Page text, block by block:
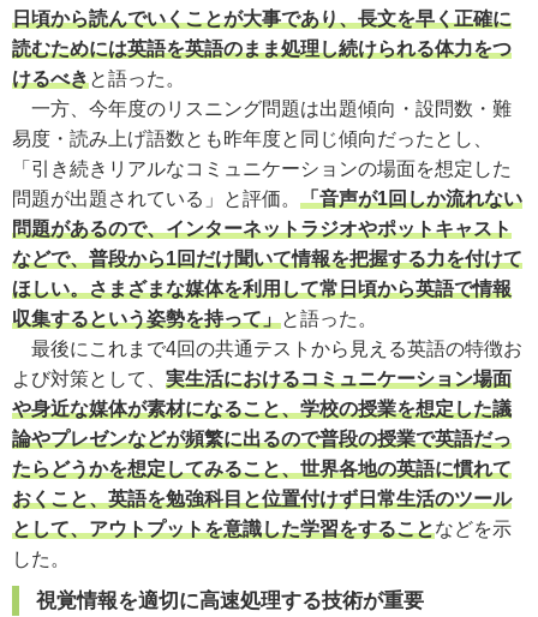
日頃から読んでいくことが大事であり、長文を早く正確に
読むためには英語を英語のまま処理し続けられる体力をつ
けるべきと語った。
一方、今年度のリスニング問題は出題傾向・設問数・難
易度・読み上げ語数とも昨年度と同じ傾向だったとし、
「引き続きリアルなコミュニケーションの場面を想定した
問題が出題されている」と評価。 「音声が1回しか流れない
問題があるので、インターネットラジオやポットキャスト
などで、普段から1回だけ聞いて情報を把握する力を付けて
ほしい。さまざまな媒体を利用して常日頃から英語で情報
収集するという姿勢を持って」と語った。
最後にこれまで4回の共通テストから見える英語の特徴お
よび対策として、 実生活におけるコミュニケーション場面
や身近な媒体が素材になること、学校の授業を想定した議
論やプレゼンなどが頻繁に出るので普段の授業で英語だっ
たらどうかを想定してみること、世界各地の英語に慣れて
おくこと、英語を勉強科目と位置付けず日常生活のツール
として、アウトプットを意識した学習をすることなどを示
した。
視覚情報を適切に高速処理する技術が重要